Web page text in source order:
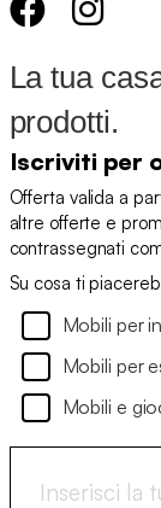
La tua
prodotti.
Iscriviti per
Offerta valida a
altre offerte e
contrassegnati
Su cosa ti
Mobili per
Mobili per
Mobili e